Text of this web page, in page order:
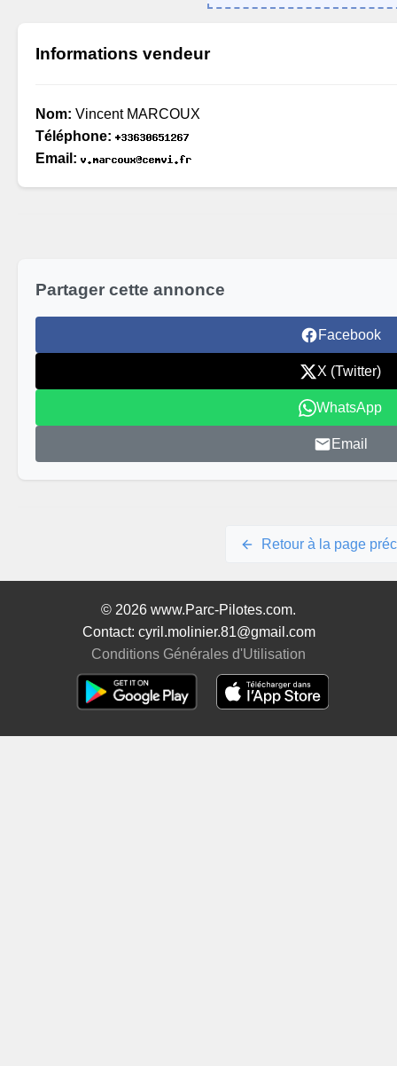
Informations vendeur
Nom: Vincent MARCOUX
Téléphone:
Email:
Partager cette annonce
Facebook
X (Twitter)
WhatsApp
Email
Retour à la page
© 2026 www.Parc-Pilotes.com.
Contact: cyril.molinier.81@gmail.com
Conditions Générales d'Utilisation